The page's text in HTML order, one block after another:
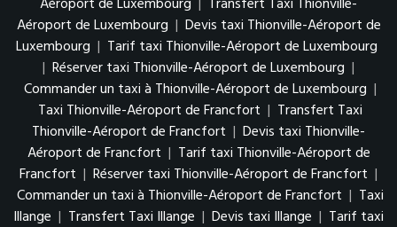
Aéroport de Luxembourg | Transfert Taxi Thionville-
Aéroport de Luxembourg | Devis taxi Thionville-Aéroport de
Luxembourg | Tarif taxi Thionville-Aéroport de Luxembourg
| Réserver taxi Thionville-Aéroport de Luxembourg |
Commander un taxi à Thionville-Aéroport de Luxembourg |
Taxi Thionville-Aéroport de Francfort | Transfert Taxi
Thionville-Aéroport de Francfort | Devis taxi Thionville-
Aéroport de Francfort | Tarif taxi Thionville-Aéroport de
Francfort | Réserver taxi Thionville-Aéroport de Francfort |
Commander un taxi à Thionville-Aéroport de Francfort | Taxi
Illange | Transfert Taxi Illange | Devis taxi Illange | Tarif taxi